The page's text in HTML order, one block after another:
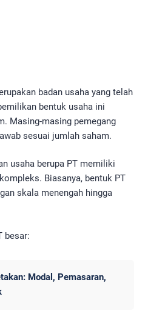
badan usaha yang telah
bentuk usaha ini
Masing-masing pemegang
sesuai jumlah saham.
usaha berupa PT memiliki
Biasanya, bentuk PT
skala menengah hingga
besar:
Modal, Pemasaran,